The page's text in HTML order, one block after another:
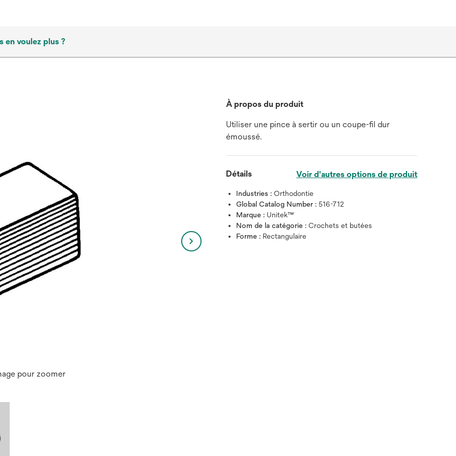
en voulez plus ?
pour zoomer
À propos du produit
Utiliser une pince à sertir ou un coupe-fil dur
émoussé.
Détails Voir d'autres options de produit
Industries :Orthodontie
Global Catalog Number :516-712
Marque : Unitek™
Nom de la catégorie :Crochets et butées
Forme : Rectangulaire